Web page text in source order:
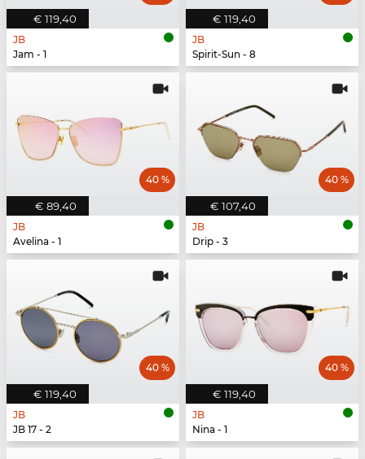
€ 119,40
JB
Jam - 1
€ 119,40
JB
Spirit-Sun - 8
€ 89,40
40 %
JB
Avelina - 1
€ 107,40
40 %
JB
Drip - 3
€ 119,40
40 %
JB
JB 17 - 2
€ 119,40
40 %
JB
Nina - 1